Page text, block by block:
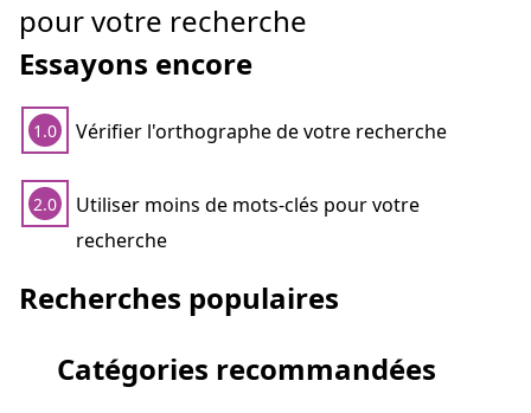
pour votre recherche
Essayons encore
1.0 Vérifier l'orthographe de votre recherche
2.0
Utiliser moins de mots-clés pour votre
recherche
Recherches populaires
Catégories recommandées